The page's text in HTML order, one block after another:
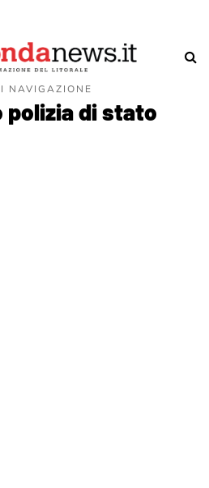
NAVIGAZIONE
polizia di stato